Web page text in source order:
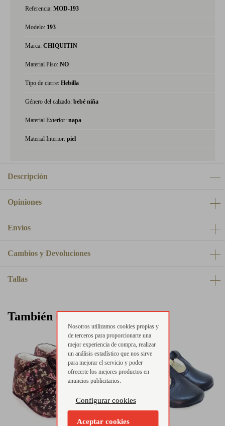
Referencia: MOD-193
Modelo: 193
Marca: CHIQUITIN
Material Piso: NO
Tipo de cierre: Hebilla
Género del calzado: bebé niña
Material Exterior: napa
Material Interior: piel
Descripción
Opiniones
Envíos
Cambios y Devoluciones
Tallas
También te puede interesar
Nosotros utilizamos cookies propias y
de terceros para proporcionarte una
mejor experiencia de compra, realizar
un análisis estadístico que nos sirve
para mejorar el servicio y poder
ofrecerte los mejores productos en
anuncios publicitarios.
Configurar cookies
Aceptar cookies